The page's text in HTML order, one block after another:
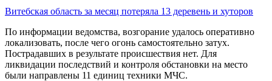
Витебская область за месяц потеряла 13 деревень и хуторов
По информации ведомства, возгорание удалось оперативно
локализовать, после чего огонь самостоятельно затух.
Пострадавших в результате происшествия нет. Для
ликвидации последствий и контроля обстановки на место
были направлены 11 единиц техники МЧС.